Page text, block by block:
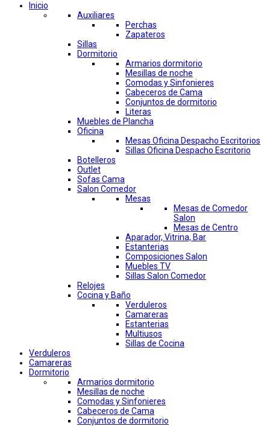
Inicio
Auxiliares
Perchas
Zapateros
Sillas
Dormitorio
Armarios dormitorio
Mesillas de noche
Comodas y Sinfonieres
Cabeceros de Cama
Conjuntos de dormitorio
Literas
Muebles de Plancha
Oficina
Mesas Oficina Despacho Escritorios
Sillas Oficina Despacho Escritorio
Botelleros
Outlet
Sofas Cama
Salon Comedor
Mesas
Mesas de Comedor
Salon
Mesas de Centro
Aparador, Vitrina, Bar
Estanterias
Composiciones Salon
Muebles TV
Sillas Salon Comedor
Relojes
Cocina y Baño
Verduleros
Camareras
Estanterias
Multiusos
Sillas de Cocina
Verduleros
Camareras
Dormitorio
Armarios dormitorio
Mesillas de noche
Comodas y Sinfonieres
Cabeceros de Cama
Conjuntos de dormitorio